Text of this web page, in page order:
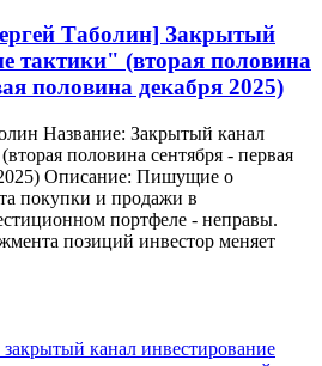
Таболин] Закрытый
тактики" (вторая половина
половина декабря 2025)
Название: Закрытый канал
половина сентября - первая
Описание: Пишущие о
покупки и продажи в
портфеле - неправы.
позиций инвестор меняет
закрытый канал инвестирование